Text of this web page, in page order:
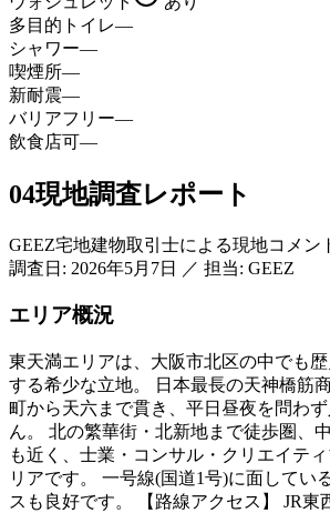
多目的トイレ—
シャワー—
喫煙所—
新耐震—
バリアフリー—
飲食店可—
04現地調査レポート
GEEZ宅地建物取引士による現地コメン
調査日: 2026年5月7日 ／ 担当: GEEZ
エリア概況
東天満エリアは、大阪市北区の中でも
する希少な立地。 日本最長の天神橋筋
町から天六まで貫き、平日昼夜を問わ
ん。 北の繁華街・北新地まで徒歩圏、
も近く、士業・コンサル・クリエイテ
リアです。 一号線(国道1号)に面してい
スも良好です。 【路線アクセス】 JR東